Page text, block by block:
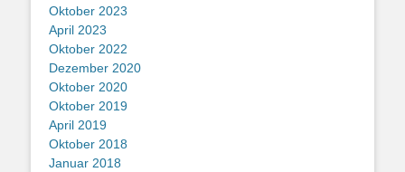
Oktober 2023
April 2023
Oktober 2022
Dezember 2020
Oktober 2020
Oktober 2019
April 2019
Oktober 2018
Januar 2018